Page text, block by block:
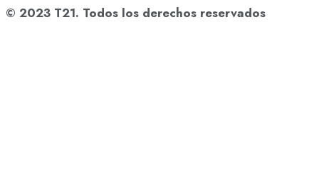
© 2023 T21. Todos los derechos reservados